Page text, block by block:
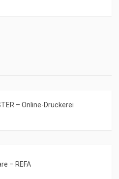
– Online-Druckerei
– REFA